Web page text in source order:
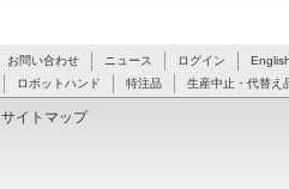
お問い合わせ ニュース ログイン
ロボットハンド 特注品 生産中止・代替え
サイトマップ